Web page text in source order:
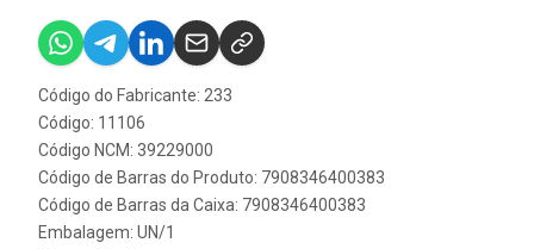
Código do Fabricante: 233
Código: 11106
Código NCM: 39229000
Código de Barras do Produto: 7908346400383
Código de Barras da Caixa: 7908346400383
Embalagem: UN/1